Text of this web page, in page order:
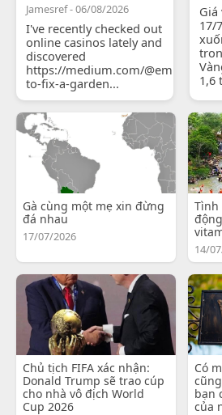
Jamesref - 06/08/2026
I've recently checked out
online casinos lately and
discovered
https://medium.com/
to-fix-a-garden...
17/
1,6
Gà cùng một mẹ xin đừng
đá nhau
17/07/2026
Tình
14/
Chủ tịch FIFA xác nhận:
Donald Trump sẽ trao cúp
cho nhà vô địch World
Cup 2026
Có
bạn
của